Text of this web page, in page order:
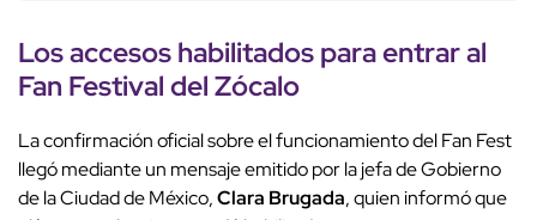
Losaccesos habilitadospara entrar al
Fan FestivaldelZócalo
La confirmación oficial sobre el funcionamiento del Fan Fest
llegó mediante un mensaje emitido por la jefa de Gobierno
de la Ciudad de México,Clara Brugada, quien informó que